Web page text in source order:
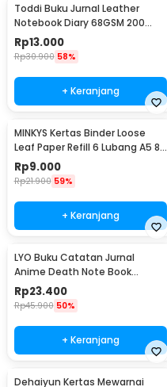
Toddi Buku Jurnal Leather
Notebook Diary 68GSM 200
Halaman Lined A6 - CW-50
Rp13.000
Rp30.900 58%
+ Keranjang
MINKYS Kertas Binder Loose
Leaf Paper Refill 6 Lubang A5 80
Pages Horizontal Line - MY5
Rp9.000
Rp21.900 59%
+ Keranjang
LYO Buku Catatan Jurnal
Anime Death Note Book
Leather Case - CW-05
Rp23.400
Rp45.900 50%
+ Keranjang
Dehaiyun Kertas Mewarnai